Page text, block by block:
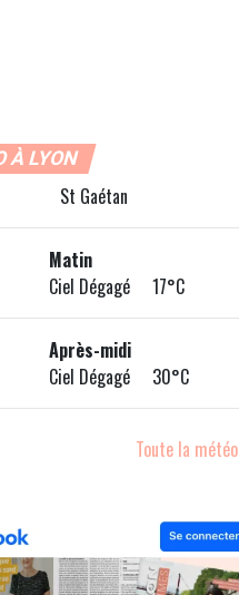
À LYON
St Gaétan
Matin
Ciel Dégagé 17°C
Après-midi
Ciel Dégagé 30°C
Toute la météo